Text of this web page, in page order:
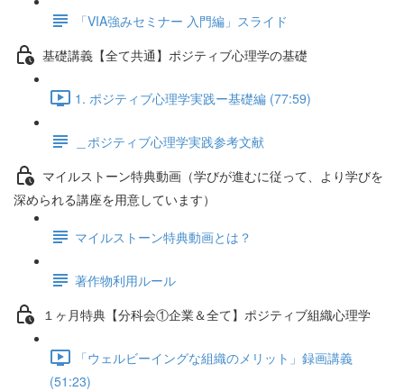
「VIA強みセミナー 入門編」スライド
基礎講義【全て共通】ポジティブ心理学の基礎
1. ポジティブ心理学実践ー基礎編 (77:59)
＿ポジティブ心理学実践参考文献
マイルストーン特典動画（学びが進むに従って、より学びを
深められる講座を用意しています）
マイルストーン特典動画とは？
著作物利用ルール
１ヶ月特典【分科会①企業＆全て】ポジティブ組織心理学
「ウェルビーイングな組織のメリット」録画講義
(51:23)